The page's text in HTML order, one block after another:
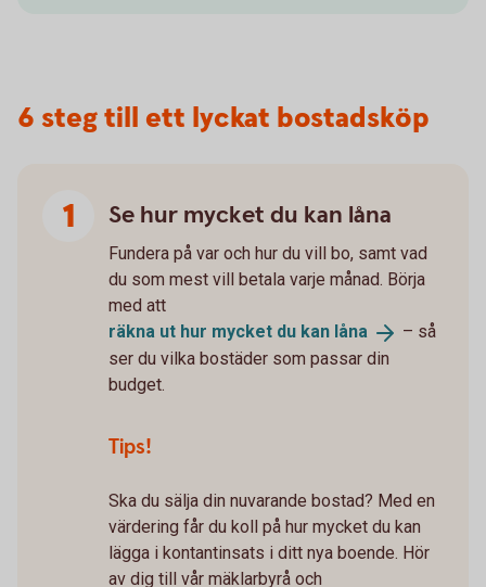
6 steg till ett lyckat bostadsköp
Se hur mycket du kan låna
Fundera på var och hur du vill bo, samt vad
du som mest vill betala varje månad. Börja
med att
räkna ut hur mycket du kan låna
– så
ser du vilka bostäder som passar din
budget.
Tips!
Ska du sälja din nuvarande bostad? Med en
värdering får du koll på hur mycket du kan
lägga i kontantinsats i ditt nya boende. Hör
av dig till vår mäklarbyrå och